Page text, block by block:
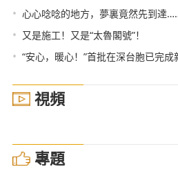
• 心心唸唸的地方，夢裏竟然先到達
• 又是施工！又是“太魯閣號”！
• “安心，暖心！”首批在深台胞已完
視頻
專題